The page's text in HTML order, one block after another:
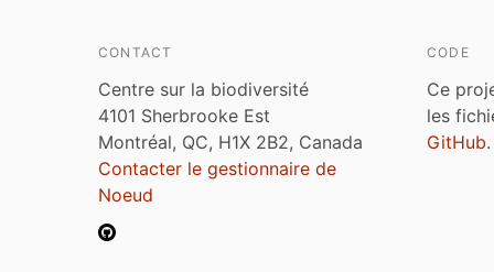
CONTACT
Centre sur la biodiversité
4101 Sherbrooke Est
Montréal, QC, H1X 2B2, Canada
Contacter le gestionnaire de
Noeud
CODE
Ce
les
GitHub.